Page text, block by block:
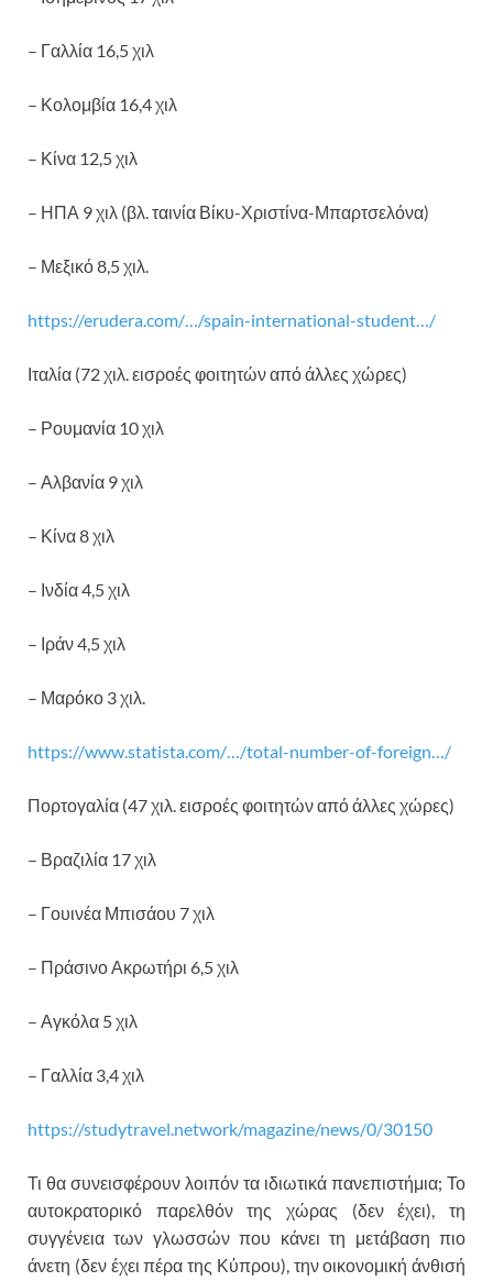
– Γαλλία 16,5 χιλ
– Κολομβία 16,4 χιλ
– Κίνα 12,5 χιλ
– ΗΠΑ 9 χιλ (βλ. ταινία Βίκυ-Χριστίνα-Μπαρτσελόνα)
– Μεξικό 8,5 χιλ.
https://erudera.com/…/spain-international-student…/
Ιταλία (72 χιλ. εισροές φοιτητών από άλλες χώρες)
– Ρουμανία 10 χιλ
– Αλβανία 9 χιλ
– Κίνα 8 χιλ
– Ινδία 4,5 χιλ
– Ιράν 4,5 χιλ
– Μαρόκο 3 χιλ.
https://www.statista.com/…/total-number-of-foreign…/
Πορτογαλία (47 χιλ. εισροές φοιτητών από άλλες χώρες)
– Βραζιλία 17 χιλ
– Γουινέα Μπισάου 7 χιλ
– Πράσινο Ακρωτήρι 6,5 χιλ
– Αγκόλα 5 χιλ
– Γαλλία 3,4 χιλ
https://studytravel.network/magazine/news/0/30150
Τι θα συνεισφέρουν λοιπόν τα ιδιωτικά πανεπιστήμια; Το
αυτοκρατορικό παρελθόν της χώρας (δεν έχει), τη
συγγένεια των γλωσσών που κάνει τη μετάβαση πιο
άνετη (δεν έχει πέρα της Κύπρου), την οικονομική άνθισή